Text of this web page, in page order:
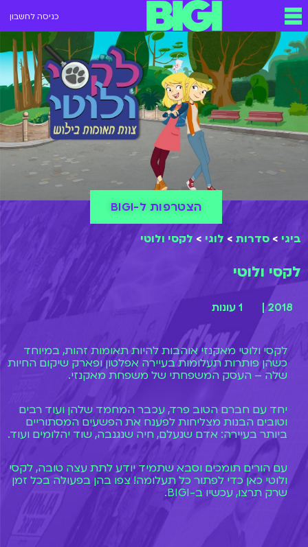
כניסה לחשבון
ביגי > סדרות > לוגי > לקסי ולוטי
לקסי ולוטי
2018 | 1 עונות
לקסי ולוטי מאקנזי אוהבות להיות תאומות זהות, במיוחד
כשהן פותרות תעלומות בעיירה אפלטון ופארק שיקום החיות
שלה – העסק המשפחתי של משפחת מאקנזי.
יחד עם חברם הטוב פרד, עכבר המחמד שלהן ועוד רבים
וטובים הבנות מצליחות לפענח את הפשעים המסתוריים
ביותר בעיירה: אדם שנעלם, חיה שנגנבה, שוד יהלומים ועוד.
עם הורים תומכים וסבא שתמיד יודע לתת עצה טובה, לקסי
ולוטי כאן כדי לפתור כל תעלומה! צפו בהן בפעולה בכל זמן
שרק תרצו, עכשיו ב-BIGI.
הצטרפות ל-BIGI